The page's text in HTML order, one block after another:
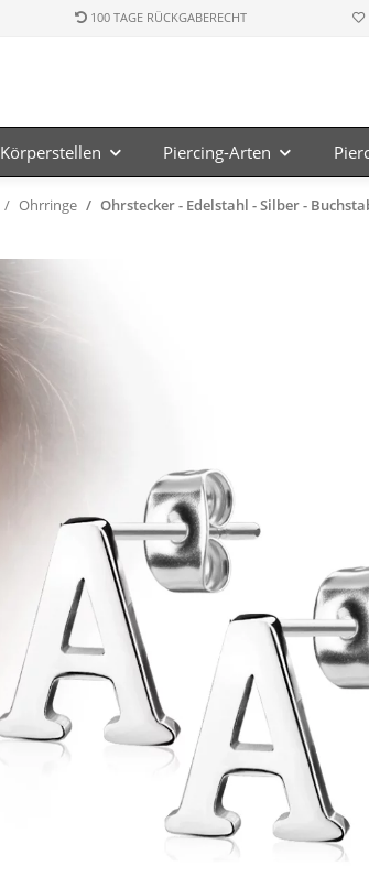
100 TAGE RÜCKGABERECHT
Körperstellen Piercing-Arten
Ohrringe Ohrstecker - Edelstahl - Silber -